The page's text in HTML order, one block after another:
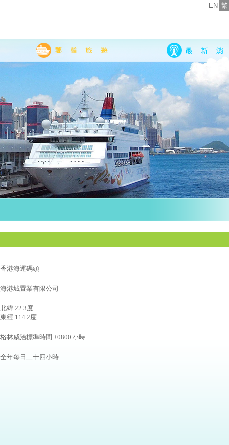
EN 繁
香港海運碼頭
海港城置業有限公司
北緯 22.3度
東經 114.2度
格林威治標準時間 +0800 小時
全年每日二十四小時